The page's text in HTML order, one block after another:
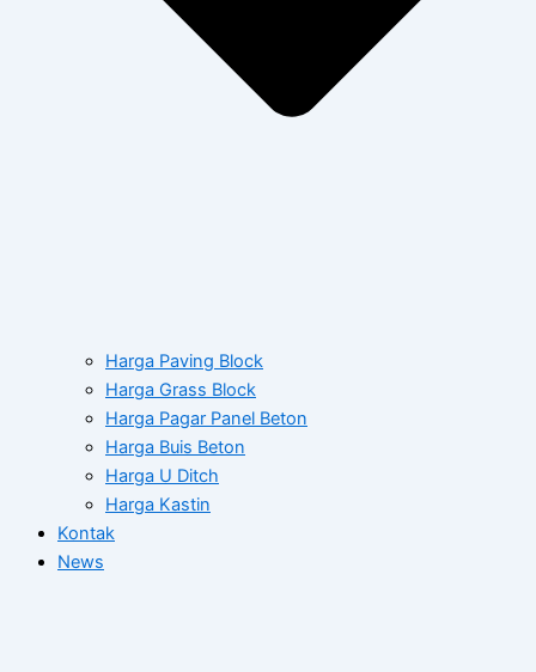
Harga Paving Block
Harga Grass Block
Harga Pagar Panel Beton
Harga Buis Beton
Harga U Ditch
Harga Kastin
Kontak
News